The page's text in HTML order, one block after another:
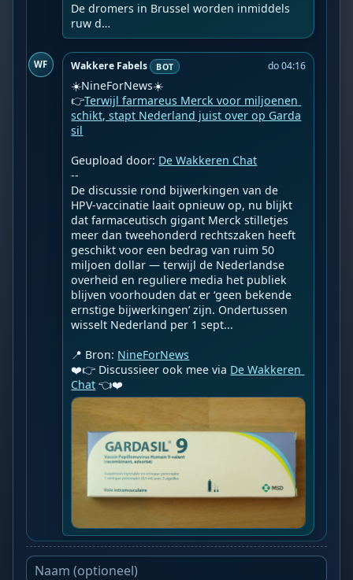
De dromers in Brussel worden inmiddels
ruw d…
WF Wakkere Fabels BOT do 04:16
☀️NineForNews☀️
👉Terwijl farmareus Merck voor miljoenen
schikt, stapt Nederland juist over op Garda
sil
Geupload door: De Wakkeren Chat
--
De discussie rond bijwerkingen van de
HPV-vaccinatie laait opnieuw op, nu blijkt
dat farmaceutisch gigant Merck stilletjes
meer dan tweehonderd rechtszaken heeft
geschikt voor een bedrag van ruim 50
miljoen dollar — terwijl de Nederlandse
overheid en reguliere media het publiek
blijven voorhouden dat er ‘geen bekende
ernstige bijwerkingen’ zijn. Ondertussen
wisselt Nederland per 1 sept...
📍 Bron: NineForNews
❤️👉 Discussieer ook mee via De Wakkeren
Chat 👈❤️